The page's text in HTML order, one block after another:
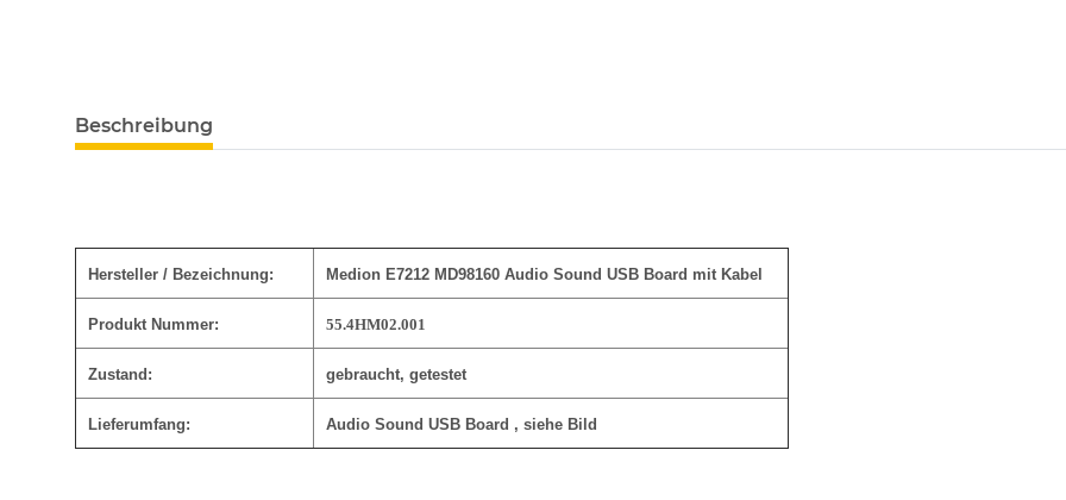
Beschreibung
Hersteller / Bezeichnung: Medion E7212 MD98160 Audio Sound USB Board mit Kabel
Produkt Nummer: 55.4HM02.001
Zustand: gebraucht, getestet
Lieferumfang: Audio Sound USB Board , siehe Bild